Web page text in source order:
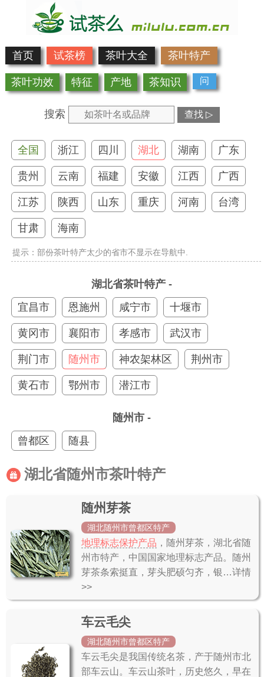
首页 试茶榜 茶叶大全 茶叶特产
茶叶功效 特征 产地 茶知识 问
搜索 查找 ▷
全国 浙江 四川 湖北 湖南 广东
贵州 云南 福建 安徽 江西 广西
江苏 陕西 山东 重庆 河南 台湾
甘肃 海南
提示：部份茶叶特产太少的省市不显示在导航中.
湖北省茶叶特产 -
宜昌市
恩施州 咸宁市 十堰市
黄冈市 襄阳市 孝感市 武汉市
荆门市 随州市 神农架林区 荆州市
黄石市 鄂州市 潜江市
随州市 -
曾都区
随县
湖北省随州市茶叶特产
随州芽茶
湖北随州市曾都区特产
地理标志保护产品 ，随州芽茶，湖北省随
州市特产，中国国家地理标志产品。随州
芽茶条索挺直，芽头肥硕匀齐，银…详情
>>
车云毛尖
湖北随州市曾都区特产
车云毛尖是我国传统名茶，产于随州市北
部车云山。车云山茶叶，历史悠久，早在